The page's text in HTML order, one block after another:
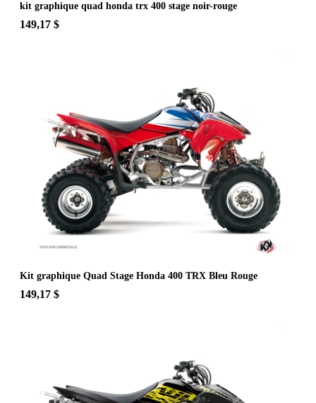
kit graphique quad honda trx 400 stage noir-rouge
149,17 $
Kit graphique Quad Stage Honda 400 TRX Bleu Rouge
149,17 $